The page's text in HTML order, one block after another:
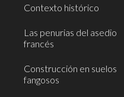
Contexto histórico
Las penurias del asedio
francés
Construcción en suelos
fangosos